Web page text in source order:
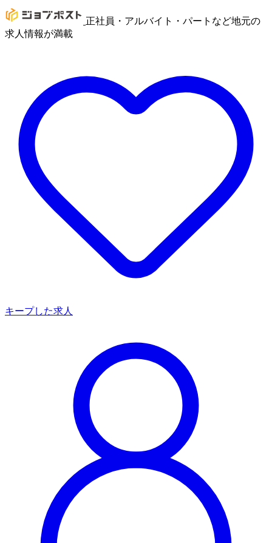
正社員・アルバイト・パートなど地元の
求人情報が満載
キープした求人